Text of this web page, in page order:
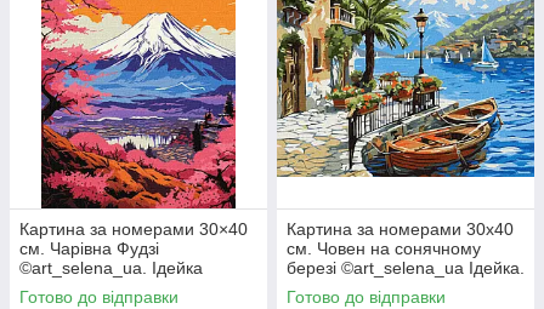
Картина за номерами 30×40
см. Чарівна Фудзі
©art_selena_ua. Ідейка
КНО2900
Готово до відправки
Картина за номерами 30х40
см. Човен на сонячному
березі ©art_selena_ua Ідейка.
KHO6466
Готово до відправки